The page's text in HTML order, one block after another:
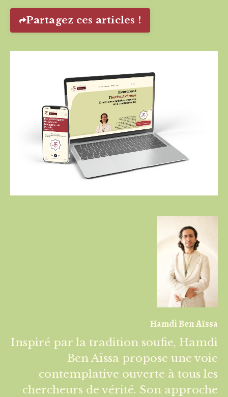
Partagez ces articles !
Hamdi Ben Aïssa
Inspiré par la tradition soufie, Hamdi
Ben Aïssa propose une voie
contemplative ouverte à tous les
chercheurs de vérité. Son approche